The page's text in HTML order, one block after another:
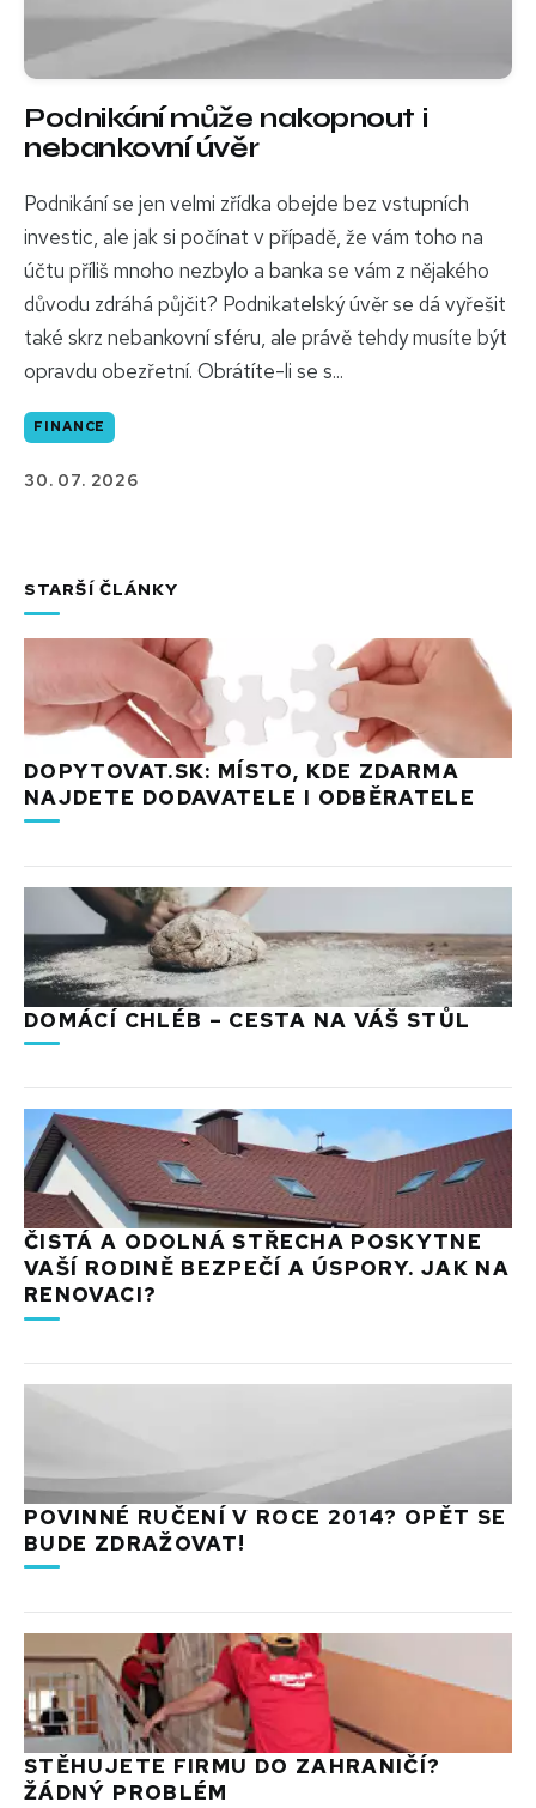
Podnikání může nakopnout i
nebankovní úvěr
Podnikání se jen velmi zřídka obejde bez vstupních
investic, ale jak si počínat v případě, že vám toho na
účtu příliš mnoho nezbylo a banka se vám z nějakého
důvodu zdráhá půjčit? Podnikatelský úvěr se dá vyřešit
také skrz nebankovní sféru, ale právě tehdy musíte být
opravdu obezřetní. Obrátíte-li se s...
FINANCE
30. 07. 2026
STARŠÍ ČLÁNKY
DOPYTOVAT.SK: MÍSTO, KDE ZDARMA
NAJDETE DODAVATELE I ODBĚRATELE
DOMÁCÍ CHLÉB – CESTA NA VÁŠ STŮL
ČISTÁ A ODOLNÁ STŘECHA POSKYTNE
VAŠÍ RODINĚ BEZPEČÍ A ÚSPORY. JAK NA
RENOVACI?
POVINNÉ RUČENÍ V ROCE 2014? OPĚT SE
BUDE ZDRAŽOVAT!
STĚHUJETE FIRMU DO ZAHRANIČÍ?
ŽÁDNÝ PROBLÉM